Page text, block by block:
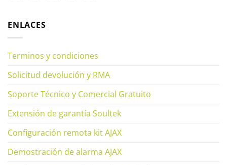
ENLACES
Terminos y condiciones
Solicitud devolución y RMA
Soporte Técnico y Comercial Gratuito
Extensión de garantía Soultek
Configuración remota kit AJAX
Demostración de alarma AJAX